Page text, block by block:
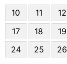
10
11 12
17
18 19
24
25 26